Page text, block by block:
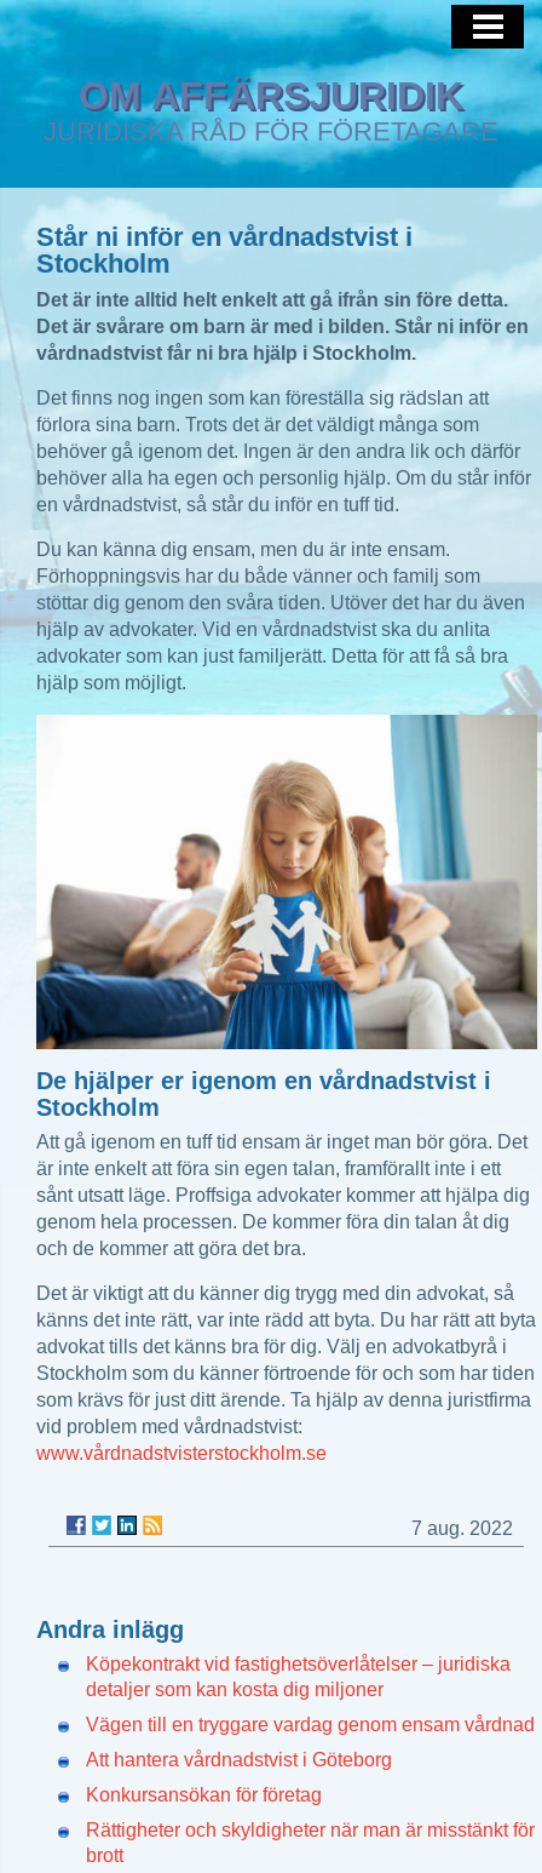
HEM
AFFÄRSJURIST
IMMATERIALRÄTT
OM AFFÄRSJURIDIK
JURIDISKA RÅD FÖR FÖRETAGARE
Står ni inför en vårdnadstvist i
Stockholm
Det är inte alltid helt enkelt att gå ifrån sin före detta.
Det är svårare om barn är med i bilden. Står ni inför en
vårdnadstvist får ni bra hjälp i Stockholm.
Det finns nog ingen som kan föreställa sig rädslan att
förlora sina barn. Trots det är det väldigt många som
behöver gå igenom det. Ingen är den andra lik och därför
behöver alla ha egen och personlig hjälp. Om du står inför
en vårdnadstvist, så står du inför en tuff tid.
Du kan känna dig ensam, men du är inte ensam.
Förhoppningsvis har du både vänner och familj som
stöttar dig genom den svåra tiden. Utöver det har du även
hjälp av advokater. Vid en vårdnadstvist ska du anlita
advokater som kan just familjerätt. Detta för att få så bra
hjälp som möjligt.
De hjälper er igenom en vårdnadstvist i
Stockholm
Att gå igenom en tuff tid ensam är inget man bör göra. Det
är inte enkelt att föra sin egen talan, framförallt inte i ett
sånt utsatt läge. Proffsiga advokater kommer att hjälpa dig
genom hela processen. De kommer föra din talan åt dig
och de kommer att göra det bra.
Det är viktigt att du känner dig trygg med din advokat, så
känns det inte rätt, var inte rädd att byta. Du har rätt att byta
advokat tills det känns bra för dig. Välj en advokatbyrå i
Stockholm som du känner förtroende för och som har tiden
som krävs för just ditt ärende. Ta hjälp av denna juristfirma
vid problem med vårdnadstvist:
www.vårdnadstvisterstockholm.se
7 aug. 2022
Andra inlägg
Köpekontrakt vid fastighetsöverlåtelser – juridiska
detaljer som kan kosta dig miljoner
Vägen till en tryggare vardag genom ensam vårdnad
Att hantera vårdnadstvist i Göteborg
Konkursansökan för företag
Rättigheter och skyldigheter när man är misstänkt för
brott